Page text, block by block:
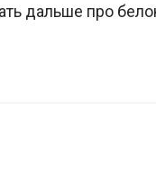
дальше про